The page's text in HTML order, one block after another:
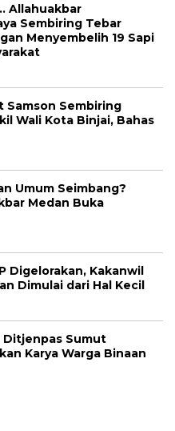
Allahuakbar
Sembiring Tebar
Menyembelih 19 Sapi
Samson Sembiring
Wali Kota Binjai, Bahas
Umum Seimbang?
Medan Buka
Digelorakan, Kakanwil
Dimulai dari Hal Kecil
Ditjenpas Sumut
Karya Warga Binaan